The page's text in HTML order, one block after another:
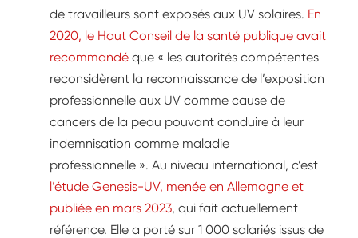
de travailleurs sont exposés aux UV solaires. En
2020, le Haut Conseil de la santé publique avait
recommandé que « les autorités compétentes
reconsidèrent la reconnaissance de l’exposition
professionnelle aux UV comme cause de
cancers de la peau pouvant conduire à leur
indemnisation comme maladie
professionnelle ». Au niveau international, c’est
l’étude Genesis-UV, menée en Allemagne et
publiée en mars 2023, qui fait actuellement
référence. Elle a porté sur 1 000 salariés issus de